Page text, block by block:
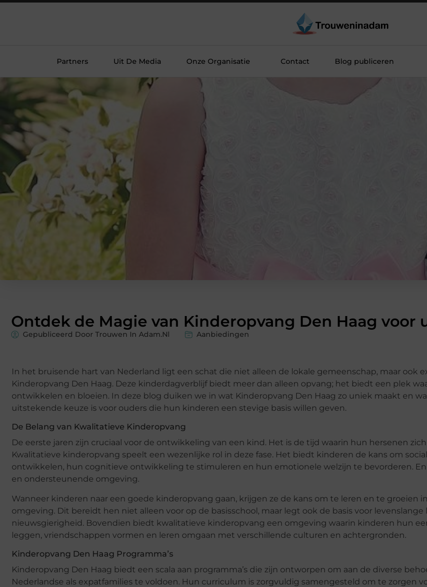
Partners Uit De Media Onze Organisatie Contact Blog publiceren
Ontdek de Magie van Kinderopvang Den Haag voor
Gepubliceerd Door Trouwen In Adam.nl Aanbiedingen
In het bruisende hart van Nederland ligt een schat die niet alleen de lokale gemeenschap, maar ook
Kinderopvang Den Haag. Deze kinderdagverblijf biedt meer dan alleen opvang; het biedt een plek
ontwikkelen en bloeien. In deze blog duiken we in wat Kinderopvang Den Haag zo uniek maakt en
uitstekende keuze is voor ouders die hun kinderen een stevige basis willen geven.
De Belang van Kwalitatieve Kinderopvang
De eerste jaren zijn cruciaal voor de ontwikkeling van een kind. Het is de tijd waarin hun hersenen
Kwalitatieve kinderopvang speelt een wezenlijke rol in deze fase. Het biedt kinderen de kans om
ontwikkelen, hun cognitieve ontwikkeling te stimuleren en hun emotionele welzijn te bevorderen. En
en ondersteunende omgeving.
Wanneer kinderen naar een goede kinderopvang gaan, krijgen ze de kans om te leren en te groeien
omgeving. Dit bereidt hen niet alleen voor op de basisschool, maar legt ook de basis voor
nieuwsgierigheid. Bovendien biedt kwalitatieve kinderopvang een omgeving waarin kinderen hun
leggen, vriendschappen vormen en leren omgaan met verschillende culturen en achtergronden.
Kinderopvang Den Haag Programma’s
Kinderopvang Den Haag biedt een scala aan programma’s die zijn ontworpen om aan de diverse
Nederlandse als expatfamilies te voldoen. Hun curriculum is zorgvuldig samengesteld om te zorgen